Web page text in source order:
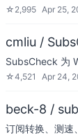
☆ 2,995 Apr 25,
cmliu /
SubsCheck 为
☆4,521 Apr 24,
beck-8 /
订阅转换、测速